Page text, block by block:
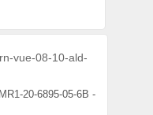
20-6895-05-6B -